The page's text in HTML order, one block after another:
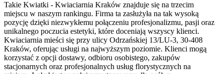
Takie Kwiatki - Kwiaciarnia Kraków znajduje się na trzecim
miejscu w naszym rankingu. Firma ta zasłużyła na tak wysoką
pozycję dzięki niezwykłemu połączeniu profesjonalizmu, pasji oraz
unikalnego poczucia estetyki, które doceniają wszyscy klienci.
Kwiaciarnia mieści się przy ulicy Odrzańskiej 13/LU-3, 30-408
Kraków, oferując usługi na najwyższym poziomie. Klienci mogą
korzystać z opcji dostawy, odbioru osobistego, zakupów
stacjonarnych oraz profesjonalnych usług florystycznych na